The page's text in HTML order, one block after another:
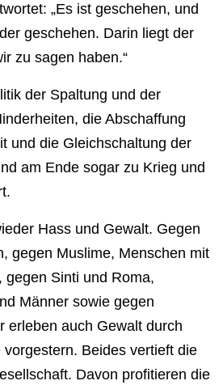
„Es ist geschehen, und
geschehen. Darin liegt der
zu sagen haben.“
der Spaltung und der
die Abschaffung
und die Gleichschaltung der
am Ende sogar zu Krieg und
Hass und Gewalt. Gegen
gegen Muslime, Menschen mit
gegen Sinti und Roma,
Männer sowie gegen
erleben auch Gewalt durch
Beides vertieft die
Davon profitieren die